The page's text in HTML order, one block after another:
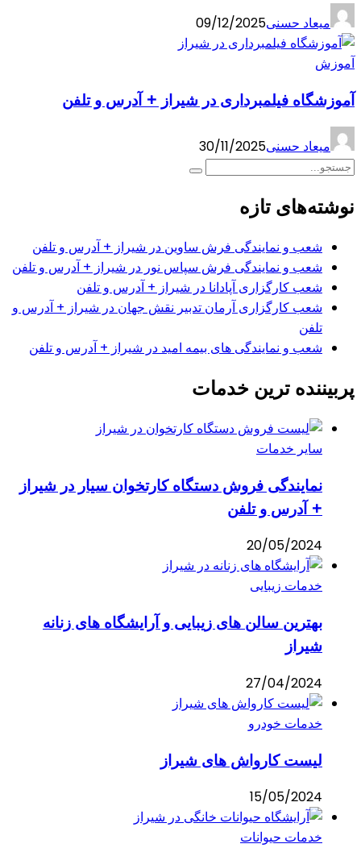
میعاد حسنی09/12/2025
آموزش
آموزشگاه فیلمبرداری در شیراز + آدرس و تلفن
میعاد حسنی30/11/2025
نوشته‌های تازه
شعب و نمایندگی فرش ساوین در شیراز + آدرس و تلفن
شعب و نمایندگی فرش سپاس نور در شیراز + آدرس و تلفن
شعب کارگزاری آپادانا در شیراز + آدرس و تلفن
شعب کارگزاری آرمان تدبیر نقش جهان در شیراز + آدرس و
تلفن
شعب و نمایندگی های بیمه امید در شیراز + آدرس و تلفن
پربیننده ترین خدمات
سایر خدمات
نمایندگی فروش دستگاه کارتخوان سیار در شیراز
+ آدرس و تلفن
20/05/2024
خدمات زیبایی
بهترین سالن های زیبایی و آرایشگاه های زنانه
شیراز
27/04/2024
خدمات خودرو
لیست کارواش های شیراز
15/05/2024
خدمات حیوانات